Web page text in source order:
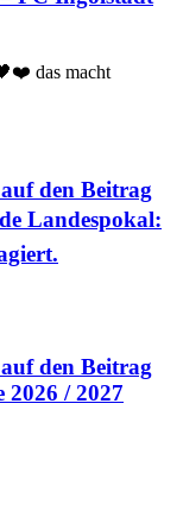
das macht
auf den Beitrag
Landespokal:
auf den Beitrag
2026 / 2027